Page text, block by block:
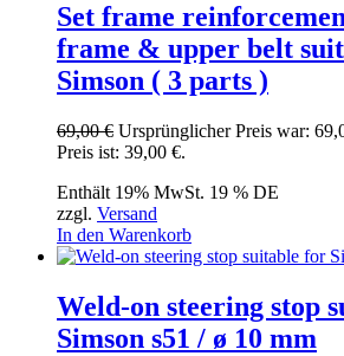
Set frame
frame & upper belt
Simson ( 3 parts )
69,00€ Ursprünglicher Preis war:
Preis ist: 39,00 €.
Enthält 19% MwSt. 19 % DE
zzgl. Versand
In den Warenkorb
Weld-on steering stop
Simson s51 / ø 10 mm